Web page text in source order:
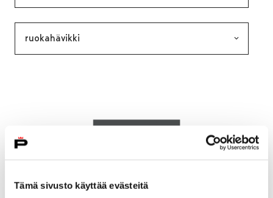
Tämä sivusto käyttää evästeitä